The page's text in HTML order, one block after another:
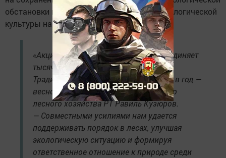
обстановки в лесах, а также повышение экологической
культуры населения.
«Акция „Чистые леса Татарстана“ объединяет
тысячи неравнодушных граждан.
Традиционно она проводится дважды в год —
весной и осенью, — рассказал министр
лесного хозяйства РТ Равиль Кузюров.
— Совместными усилиями нам удается
поддерживать порядок в лесах, улучшая
экологическую ситуацию и формируя
ответственное отношение к природе среди